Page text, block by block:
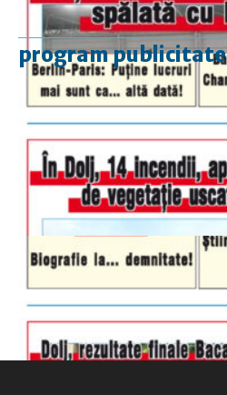
program publicitate
luni-vineri
duminică